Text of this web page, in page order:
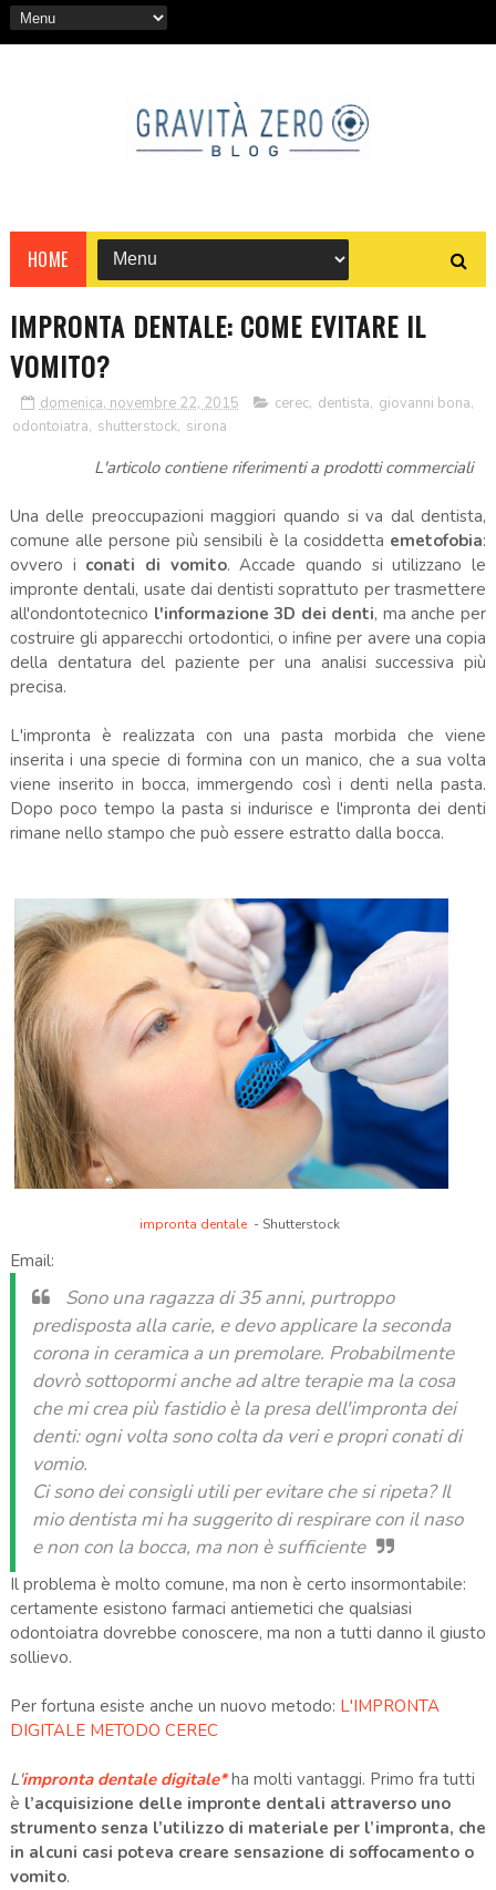
HOME
IMPRONTA DENTALE: COME EVITARE IL
VOMITO?
domenica, novembre 22, 2015 cerec, dentista, giovanni bona,
odontoiatra, shutterstock, sirona
L'articolo contiene riferimenti a prodotti commerciali
Una delle preoccupazioni maggiori quando si va dal dentista,
comune alle persone più sensibili è la cosiddetta emetofobia:
ovvero i conati di vomito. Accade quando si utilizzano le
impronte dentali, usate dai dentisti soprattuto per trasmettere
all'ondontotecnico l'informazione 3D dei denti, ma anche per
costruire gli apparecchi ortodontici, o infine per avere una copia
della dentatura del paziente per una analisi successiva più
precisa.
L'impronta è realizzata con una pasta morbida che viene
inserita i una specie di formina con un manico, che a sua volta
viene inserito in bocca, immergendo così i denti nella pasta.
Dopo poco tempo la pasta si indurisce e l'impronta dei denti
rimane nello stampo che può essere estratto dalla bocca.
impronta dentale- Shutterstock
Email:
Sono una ragazza di 35 anni, purtroppo
predisposta alla carie, e devo applicare la seconda
corona in ceramica a un premolare. Probabilmente
dovrò sottopormi anche ad altre terapie ma la cosa
che mi crea più fastidio è la presa dell'impronta dei
denti: ogni volta sono colta da veri e propri conati di
vomio.
Ci sono dei consigli utili per evitare che si ripeta? Il
mio dentista mi ha suggerito di respirare con il naso
e non con la bocca, ma non è sufficiente
Il problema è molto comune, ma non è certo insormontabile:
certamente esistono farmaci antiemetici che qualsiasi
odontoiatra dovrebbe conoscere, ma non a tutti danno il giusto
sollievo.
Per fortuna esiste anche un nuovo metodo: L'IMPRONTA
DIGITALE METODO CEREC
L'impronta dentale digitale* ha molti vantaggi. Primo fra tutti
è l’acquisizione delle impronte dentali attraverso uno
strumento senza l’utilizzo di materiale per l’impronta, che
in alcuni casi poteva creare sensazione di soffocamento o
vomito.